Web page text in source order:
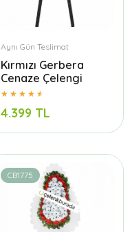
Aynı Gün Teslimat
Kırmızı Gerbera
Cenaze Çelengi
4.399 TL
CB1775